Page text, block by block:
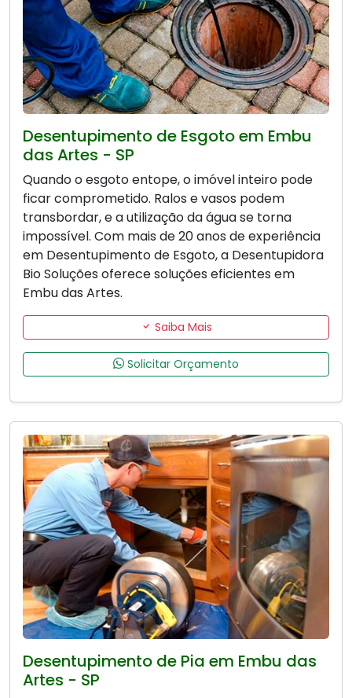
Desentupimento de Esgoto em Embu
das Artes - SP
Quando o esgoto entope, o imóvel inteiro pode
ficar comprometido. Ralos e vasos podem
transbordar, e a utilização da água se torna
impossível. Com mais de 20 anos de experiência
em Desentupimento de Esgoto, a Desentupidora
Bio Soluções oferece soluções eficientes em
Embu das Artes.
Saiba Mais
Solicitar Orçamento
Desentupimento de Pia em Embu das
Artes - SP